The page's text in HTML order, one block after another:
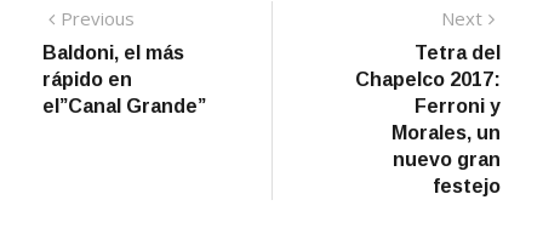
Navegación
de
entradas
Previous
post:
Baldoni, el más
rápido en
el”Canal Grande”
Next
post:
Tetra del
Chapelco 2017:
Ferroni y
Morales, un
nuevo gran
festejo